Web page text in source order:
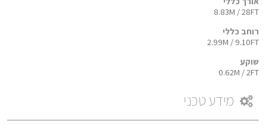
8.83M / 28FT
רוחב כללי
2.99M / 9.10FT
שוקע
0.62M / 2FT
מידע טכני